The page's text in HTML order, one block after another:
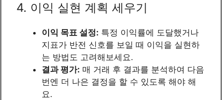
4. 이익 실현 계획 세우기
이익 목표 설정: 특정 이익률에 도달했거나
지표가 반전 신호를 보일 때 이익을 실현하
는 방법도 고려해보세요.
결과 평가: 매 거래 후 결과를 분석하여 다음
번엔 더 나은 결정을 할 수 있도록 해야 해
요.